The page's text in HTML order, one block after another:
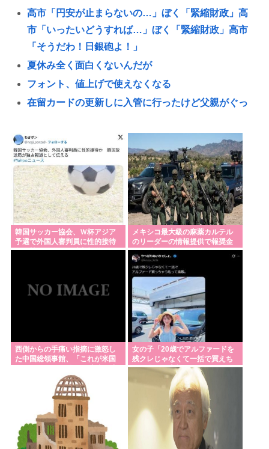
高市「円安が止まらないの…」ぼく「緊縮財政」高
市「いったいどうすれば…」ぼく「緊縮財政」高市
「そうだわ！日銀砲よ！」
夏休み全く面白くないんだが
フォント、値上げで使えなくなる
在留カードの更新しに入管に行ったけど父親がぐっ
？？早？「障がい者、排除するわよ！」日本、遂に
障がい者排除の為に動き出す。
江別大学生暴行死 “主犯格”の特定少年・川口侑斗被
告に「無期懲役」の判決 当時17歳少年に「懲役30
年」の判決
トランプ氏、「出産旅行」禁じる大統領令 米国籍取
得を目的とした中国人らの渡米を問題視
安倍晋三がお盆で帰ってくる時に乗ってそうなもの
経済大国の日本、世界に売るものがなさすぎて史上
初めて韓国台湾に輸出額抜かされ置いてけぼりwww
熊本地震で居酒屋から温泉が湧き出るwww
アメリカ、AIで教員を廃止ww授業は1日2時間、「盛
り上げ役」の大人が褒めてやる気を伸ばし学力大幅
アップ
何故ネットには日本の滅亡を強く願う奴が多いの？
パヨク集団によるムカデ行進@広島
Powered by livedoor 相互RSS
韓国サッカー協会、Ｗ杯アジア
予選で外国人審判員に性的接待
か…韓国放送局が独占報道
メキシコ最大級の麻薬カルテル
のリーダーの情報提供で報奨金
約39億円！
西側からの手痛い指摘に激怒し
た中国総領事館、「これが米国
女の子「20歳でアルファードを
残クレじゃなくて一括で買えち
ゃう私って素敵」